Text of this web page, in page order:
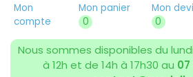
Mon
compte
Mon panier
0
Mon
0
Nous sommes disponibles du
à 12h et de 14h à 17h30 au 07